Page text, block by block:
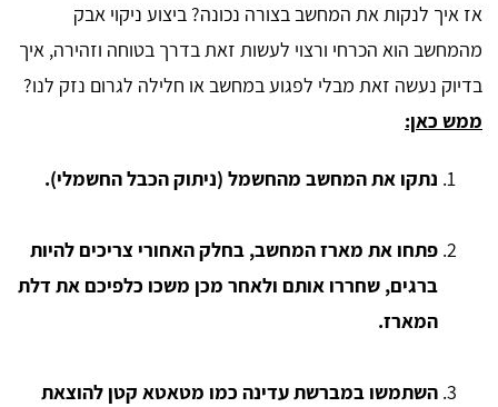
אז איך לנקות את המחשב בצורה נכונה? ביצוע ניקוי אבק
מהמחשב הוא הכרחי ורצוי לעשות זאת בדרך בטוחה וזהירה, איך
בדיוק נעשה זאת מבלי לפגוע במחשב או חלילה לגרום נזק לנו?
ממש כאן:
נתקו את המחשב מהחשמל (ניתוק הכבל החשמלי).
פתחו את מארז המחשב, בחלק האחורי צריכים להיות
ברגים, שחררו אותם ולאחר מכן משכו כלפיכם את דלת
המארז.
השתמשו במברשת עדינה כמו מטאטא קטן להוצאת